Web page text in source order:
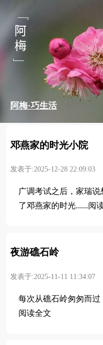
阿梅·巧生活
邓燕家的时光小院
发表于:2025-12-28 22:09:03
广调考试之后，家瑞
了邓燕家的时光......阅
夜游礁石岭
发表于:2025-11-11 11:34:07
每次从礁石岭匆匆而过
阅读全文